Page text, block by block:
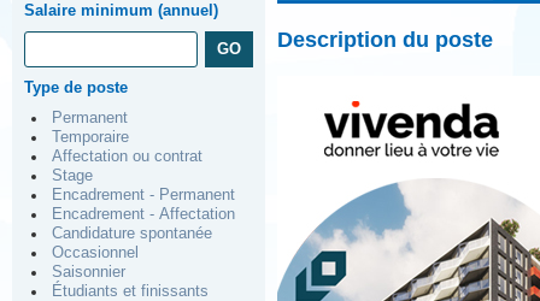
Salaire minimum (annuel)
Type de poste
Permanent
Temporaire
Affectation ou contrat
Stage
Encadrement - Permanent
Encadrement - Affectation
Candidature spontanée
Occasionnel
Saisonnier
Étudiants et finissants
Description du poste